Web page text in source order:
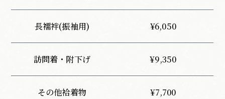
長襦袢(振袖用) ¥6,050
訪問着・附下げ ¥9,350
その他袷着物 ¥7,700